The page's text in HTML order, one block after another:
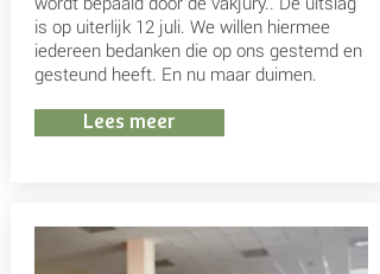
is op uiterlijk 12 juli. We willen hiermee
iedereen bedanken die op ons gestemd en
gesteund heeft. En nu maar duimen.
Lees meer